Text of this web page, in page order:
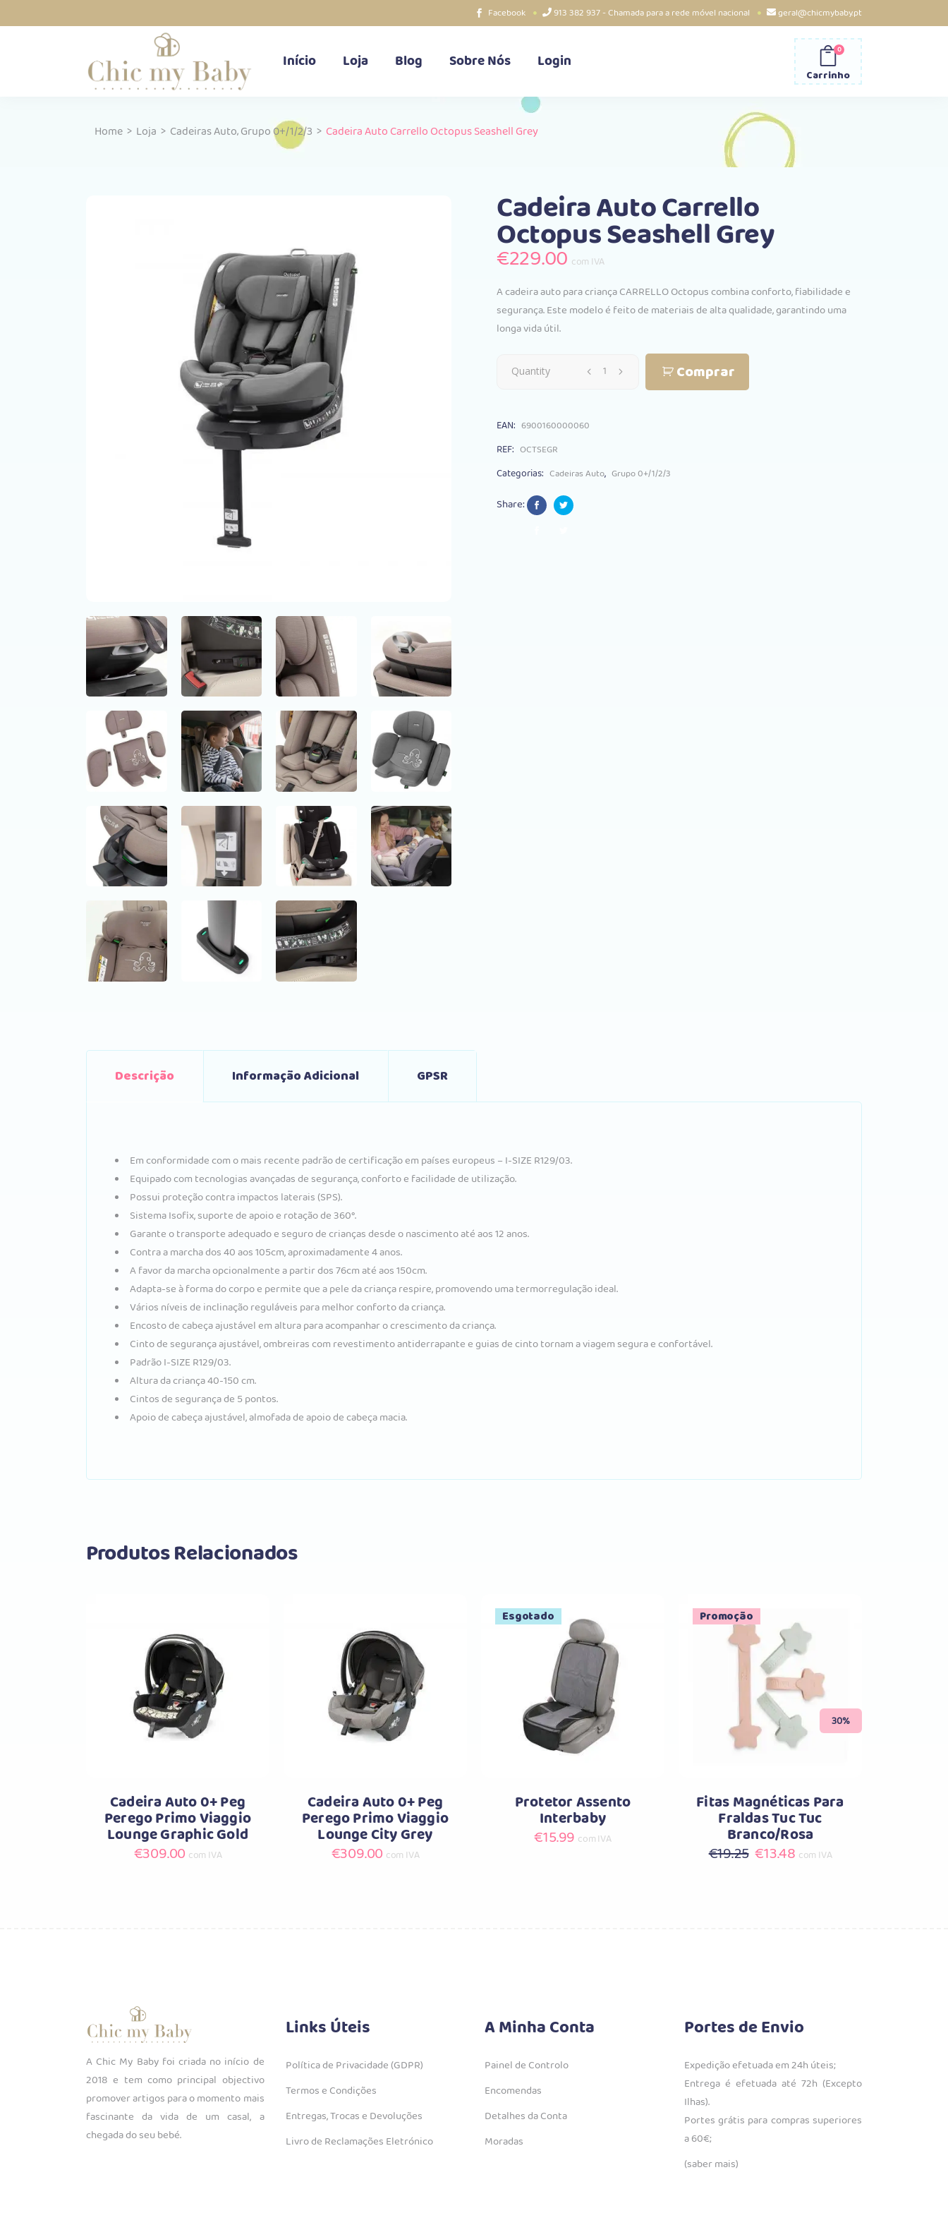
Facebook 913 382 937 - Chamada para a rede móvel nacional geral@chicmybaby.pt
Início Loja Blog Sobre Nós Login
Carrinho
0
Home > Loja > Cadeiras Auto,Grupo 0+/1/2/3 > Cadeira Auto Carrello Octopus Seashell Grey
Cadeira Auto Carrello
Octopus Seashell Grey
€229.00 com IVA
A cadeira auto para criança CARRELLO Octopus combina conforto, fiabilidade e
segurança. Este modelo é feito de materiais de alta qualidade, garantindo uma
longa vida útil.
Cadeira
Carrello
Seashell
Quantity Comprar
EAN: 6900160000060
REF: OCTSEGR
Categorias: Cadeiras Auto, Grupo 0+/1/2/3
Share:
Descrição Informação Adicional GPSR
Em conformidade com o mais recente padrão de certificação em países europeus – I-SIZE R129/03.
Equipado com tecnologias avançadas de segurança, conforto e facilidade de utilização.
Possui proteção contra impactos laterais (SPS).
Sistema Isofix, suporte de apoio e rotação de 360°.
Garante o transporte adequado e seguro de crianças desde o nascimento até aos 12 anos.
Contra a marcha dos 40 aos 105cm, aproximadamente 4 anos.
A favor da marcha opcionalmente a partir dos 76cm até aos 150cm.
Adapta-se à forma do corpo e permite que a pele da criança respire, promovendo uma termorregulação ideal.
Vários níveis de inclinação reguláveis para melhor conforto da criança.
Encosto de cabeça ajustável em altura para acompanhar o crescimento da criança.
Cinto de segurança ajustável, ombreiras com revestimento antiderrapante e guias de cinto tornam a viagem segura e confortável.
Padrão I-SIZE R129/03.
Altura da criança 40-150 cm.
Cintos de segurança de 5 pontos.
Apoio de cabeça ajustável, almofada de apoio de cabeça macia.
Produtos Relacionados
Comprar
Cadeira Auto 0+ Peg
Perego Primo Viaggio
Lounge Graphic Gold
€309.00 com IVA
Comprar
Cadeira Auto 0+ Peg
Perego Primo Viaggio
Lounge City Grey
€309.00 com IVA
Esgotado
Comprar
Protetor Assento
Interbaby
€15.99 com IVA
Promoção
30%
Comprar
Fitas Magnéticas Para
Fraldas Tuc Tuc
Branco/Rosa
€19.25 O
€13.48Ocom IVA
A Chic My Baby foi criada no início de
2018 e tem como principal objectivo
promover artigos para o momento mais
fascinante da vida de um casal, a
chegada do seu bebé.
Links Úteis
Política de Privacidade (GDPR)
Termos e Condições
Entregas, Trocas e Devoluções
Livro de Reclamações Eletrónico
A Minha Conta
Painel de Controlo
Encomendas
Detalhes da Conta
Moradas
Portes de Envio
Expedição efetuada em 24h úteis;
Entrega é efetuada até 72h (Excepto
Ilhas).
Portes grátis para compras superiores
a 60€;
(saber mais)